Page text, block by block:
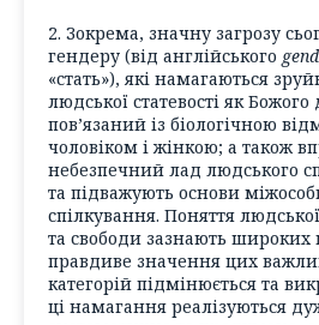
2. Зокрема, значну загрозу
гендеру (від англійського
«стать»), які намагаються
людської статевості як
пов’язаний із біологічною
чоловіком і жінкою; а також
небезпечний лад людського
та підважують основи
спілкування. Поняття
та свободи зазнають широких
правдиве значення цих
категорій підмінюється та
ці намагання реалізуються